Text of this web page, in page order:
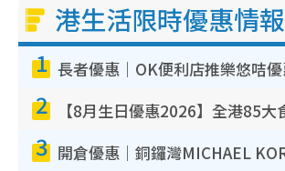
港生活限時優惠情報
1
2
3